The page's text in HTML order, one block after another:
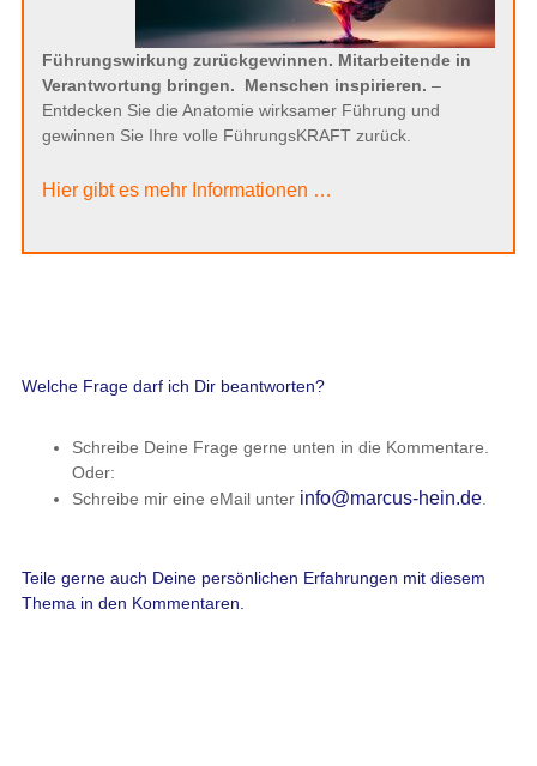
Führungswirkung zurückgewinnen. Mitarbeitende in
Verantwortung bringen. Menschen inspirieren. –
Entdecken Sie die Anatomie wirksamer Führung und
gewinnen Sie Ihre volle FührungsKRAFT zurück.
Hier gibt es mehr Informationen …
Welche Frage darf ich Dir beantworten?
Schreibe Deine Frage gerne unten in die Kommentare.
Oder:
Schreibe mir eine eMail unter info@marcus-hein.de.
Teile gerne auch Deine persönlichen Erfahrungen mit diesem
Thema in den Kommentaren.